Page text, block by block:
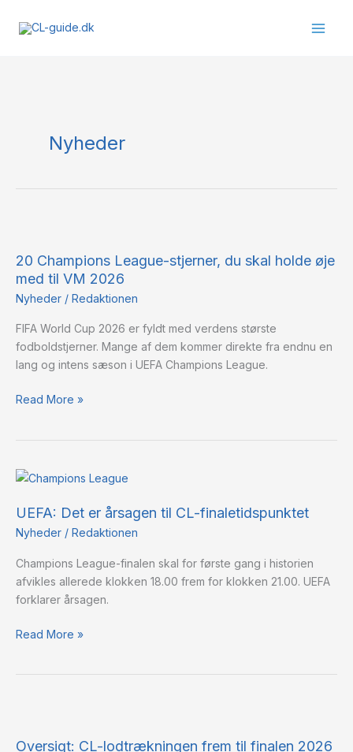
Nyheder
20 Champions League-stjerner, du skal holde øje
med til VM 2026
Nyheder / Redaktionen
FIFA World Cup 2026 er fyldt med verdens største
fodboldstjerner. Mange af dem kommer direkte fra endnu en
lang og intens sæson i UEFA Champions League.
League-
stjerner,
du
holde
øje
med
VM
Read More »
UEFA: Det er årsagen til CL-finaletidspunktet
Nyheder / Redaktionen
Champions League-finalen skal for første gang i historien
afvikles allerede klokken 18.00 frem for klokken 21.00. UEFA
forklarer årsagen.
UEFA:
er
årsagen
CL-
finaletidspunktet
Read More »
Oversigt: CL-lodtrækningen frem til finalen 2026
lodtrækningen